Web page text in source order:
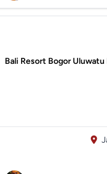
Bali Resort Bogor